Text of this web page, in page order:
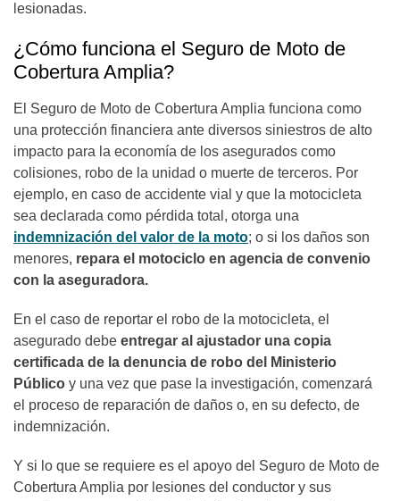
lesionadas.
¿Cómo funciona el Seguro de Moto de
Cobertura Amplia?
El Seguro de Moto de Cobertura Amplia funciona como
una protección financiera ante diversos siniestros de alto
impacto para la economía de los asegurados como
colisiones, robo de la unidad o muerte de terceros. Por
ejemplo, en caso de accidente vial y que la motocicleta
sea declarada como pérdida total, otorga una
indemnización del valor de la moto; o si los daños son
menores, repara el motociclo en agencia de convenio
con la aseguradora.
En el caso de reportar el robo de la motocicleta, el
asegurado debe entregar al ajustador una copia
certificada de la denuncia de robo del Ministerio
Público y una vez que pase la investigación, comenzará
el proceso de reparación de daños o, en su defecto, de
indemnización.
Y si lo que se requiere es el apoyo del Seguro de Moto de
Cobertura Amplia por lesiones del conductor y sus